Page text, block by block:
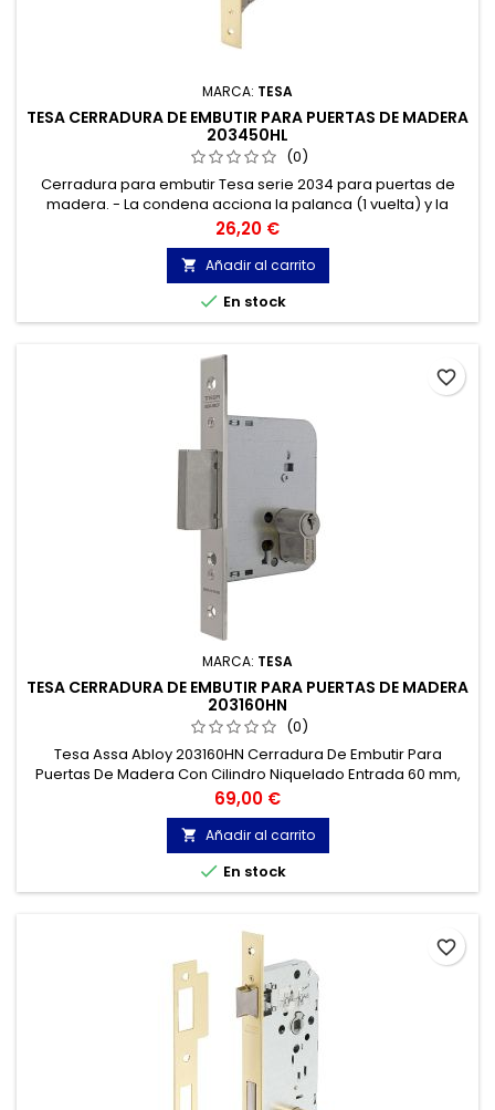
MARCA: TESA
TESA CERRADURA DE EMBUTIR PARA PUERTAS DE MADERA
203450HL
(0)
Cerradura para embutir Tesa serie 2034 para puertas de
madera. - La condena acciona la palanca (1 vuelta) y la
nueca acciona el picaporte.
Precio
26,20 €
 Añadir al carrito
 En stock
MARCA: TESA
TESA CERRADURA DE EMBUTIR PARA PUERTAS DE MADERA
203160HN
(0)
Tesa Assa Abloy 203160HN Cerradura De Embutir Para
Puertas De Madera Con Cilindro Niquelado Entrada 60 mm,
Frente Cuadrado 2031.
Precio
69,00 €
 Añadir al carrito
 En stock
favorite_border
favorite_border